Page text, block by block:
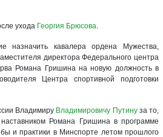
ухода Георгия Брюсова.
кавалера ордена Мужества,
директора Федерального центра
Романа Гришина на новую должность в
Центра спортивной подготовки
Владимиру Владимировичу Путинуза то,
Романа Гришина в программе
и практики в Минспорте летом прошлого